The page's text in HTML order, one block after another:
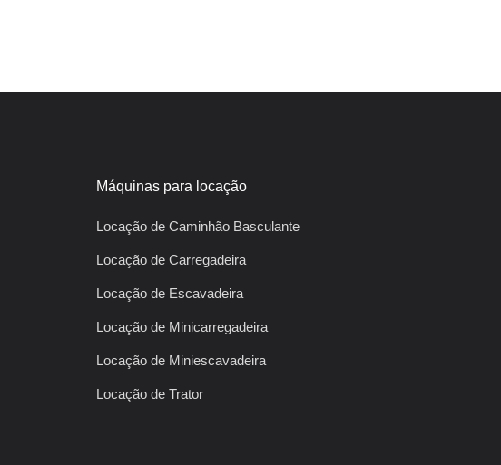
Máquinas para locação
Locação de Caminhão Basculante
Locação de Carregadeira
Locação de Escavadeira
Locação de Minicarregadeira
Locação de Miniescavadeira
Locação de Trator